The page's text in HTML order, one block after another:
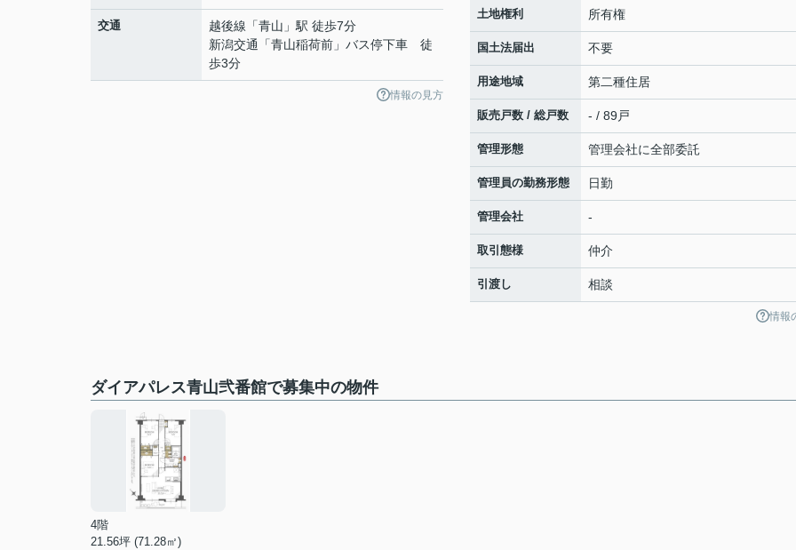
交通 越後線 「青山 」駅 徒歩7分
新潟交通「青山稲荷前」バス停下車 徒
歩3分
情報の見方
土地権利 所有権
国土法届出 不要
用途地域 第二種住居
販売戸数 / 総戸数 - / 89戸
管理形態 管理会社に全部委託
管理員の勤務形態 日勤
管理会社 -
取引態様 仲介
引渡し 相談
情報
ダイアパレス青山弐番館で募集中の物件
4階
21.56坪 (71.28㎡)